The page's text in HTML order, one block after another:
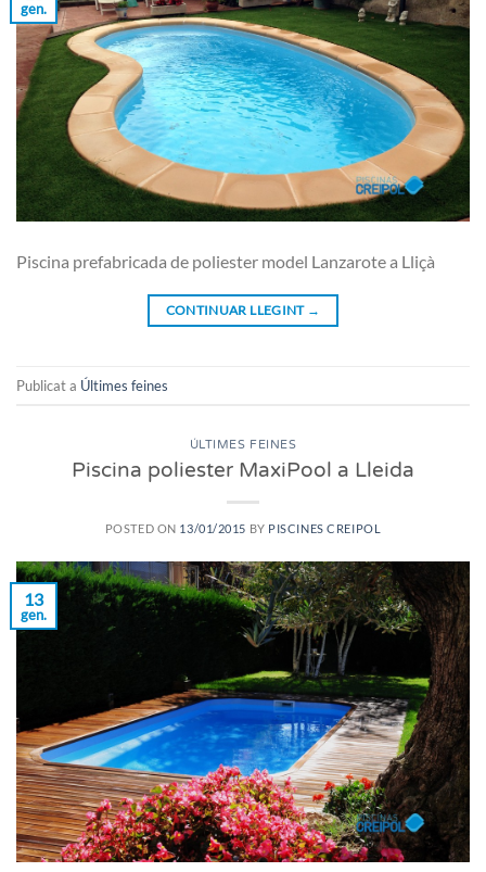
gen.
Piscina prefabricada de poliester model Lanzarote a Lliçà
CONTINUAR LLEGINT →
Publicat a Últimes feines
ÚLTIMES FEINES
Piscina poliester MaxiPool a Lleida
POSTED ON 13/01/2015 BY PISCINES CREIPOL
13
gen.